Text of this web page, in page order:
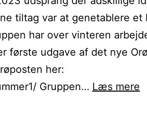
tiltag var at genetablere et
har over vinteren
første udgave af det nye
her:
Gruppen… Læs mere